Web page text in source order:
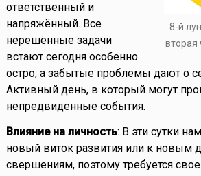
8-й
вторая
ответственный и
напряжённый. Все
нерешённые задачи
встают сегодня особенно
остро, а забытые проблемы дают о
Активный день, в который могут
непредвиденные события.
Влияние на личность: В эти сутки
новый виток развития или к новым
свершениям, поэтому требуется